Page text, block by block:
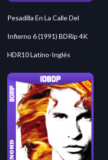
Pesadilla En La Calle Del
Infierno 6 (1991) BDRip 4K
HDR10 Latino-Inglés